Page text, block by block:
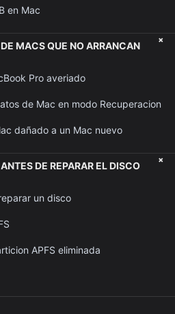
en Mac
MACS QUE NO ARRANCAN +
Pro averiado
de Mac en modo Recuperacion
dañado a un Mac nuevo
DE REPARAR EL DISCO +
un disco
APFS eliminada